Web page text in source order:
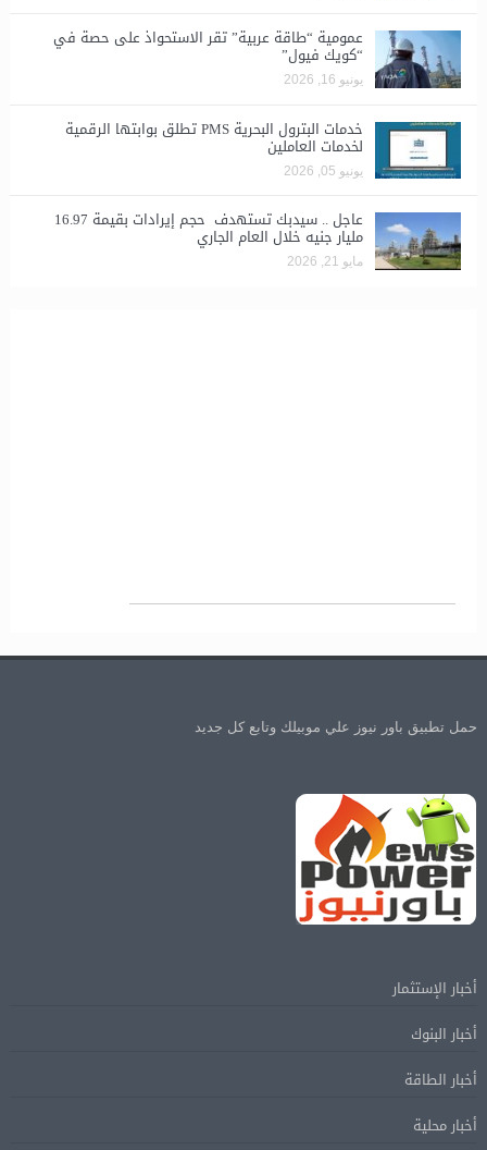
​عمومية “طاقة عربية” تقر الاستحواذ على حصة في
“كويك فيول”
يونيو 16, 2026
خدمات البترول البحرية PMS تطلق بوابتها الرقمية
لخدمات العاملين
يونيو 05, 2026
عاجل .. سيدبك تستهدف حجم إيرادات بقيمة 16.97
مليار جنيه خلال العام الجاري
مايو 21, 2026
حمل تطبيق باور نيوز علي موبيلك وتابع كل جديد
أخبار الإستثمار
أخبار البنوك
أخبار الطاقة
أخبار محلية